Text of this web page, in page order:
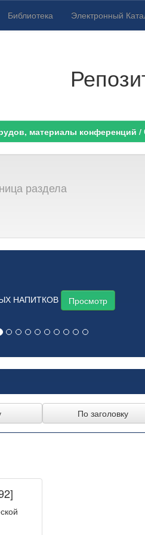
Библиотека Электронный
материалы конференций
раздела
НАПИТКОВ Просмотр